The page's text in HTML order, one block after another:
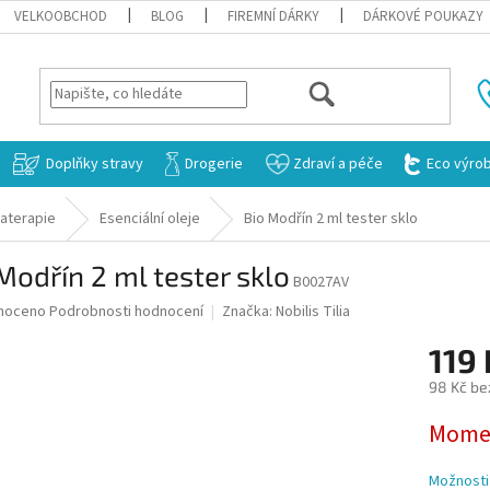
VELKOOBCHOD BLOG FIREMNÍ DÁRKY DÁRKOVÉ POUKAZY
HLEDAT
Doplňky stravy Drogerie Zdraví a péče Eco
Esenciální oleje Bio Modřín 2 ml tester sklo
2 ml tester sklo B0027AV
Podrobnosti hodnocení Značka: Nobilis Tilia
119
98 Kč
cena: